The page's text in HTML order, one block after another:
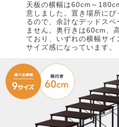
天板の横幅は60cm～
意しました。置き場所に
るので、余計なデッドスペ
ません。奥行きは60cm、
ており、いずれの横幅サイ
サイズ感になっています。